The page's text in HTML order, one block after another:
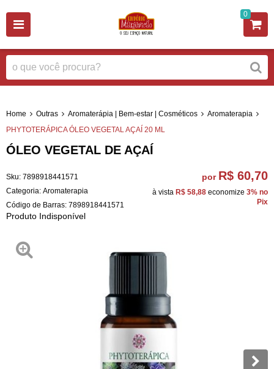
0
Home Outras Aromaterápia | Bem-estar | Cosméticos
Aromaterapia
PHYTOTERÁPICA ÓLEO VEGETAL AÇAÍ 20 ML
ÓLEO VEGETAL DE AÇAÍ
Sku: 7898918441571
Categoria: Aromaterapia
Código de Barras: 7898918441571
Produto Indisponível
por R$ 60,70
à vista R$ 58,88 economize 3% no
Pix